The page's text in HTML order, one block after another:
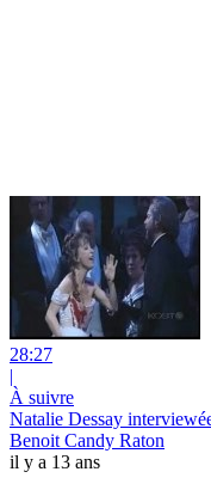
28:27
|
À suivre
Natalie Dessay
Benoit Candy Raton
il y a 13 ans